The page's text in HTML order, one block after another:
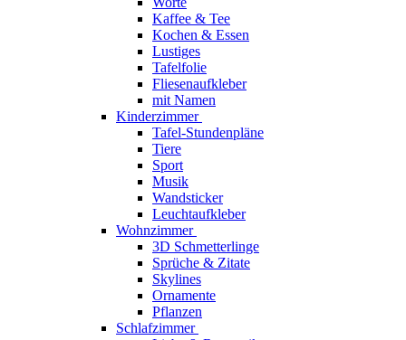
Kaffee & Tee
Kochen & Essen
Lustiges
Tafelfolie
Fliesenaufkleber
mit Namen
Kinderzimmer
Tafel-Stundenpläne
Tiere
Sport
Musik
Wandsticker
Leuchtaufkleber
Wohnzimmer
3D Schmetterlinge
Sprüche & Zitate
Skylines
Ornamente
Pflanzen
Schlafzimmer